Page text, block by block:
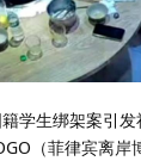
学生绑架案引
（菲律宾离岸